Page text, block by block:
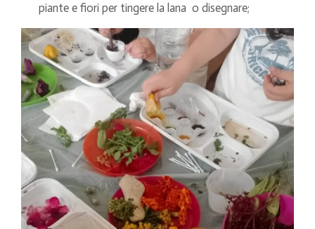
piante e fiori per tingere la lana o disegnare;